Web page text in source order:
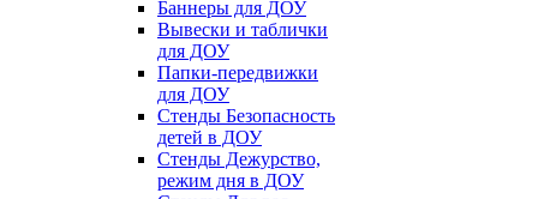
Баннеры для ДОУ
Вывески и таблички
для ДОУ
Папки-передвижки
для ДОУ
Стенды Безопасность
детей в ДОУ
Стенды Дежурство,
режим дня в ДОУ